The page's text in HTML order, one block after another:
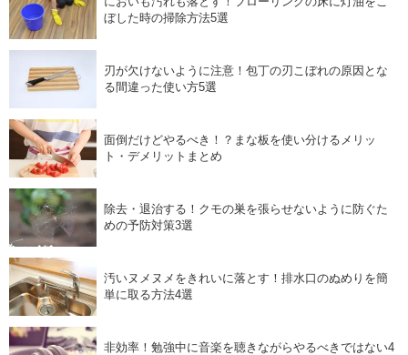
ぼした時の掃除方法5選
刃が欠けないように注意！包丁の刃こぼれの原因とな
る間違った使い方5選
面倒だけどやるべき！？まな板を使い分けるメリッ
ト・デメリットまとめ
除去・退治する！クモの巣を張らせないように防ぐた
めの予防対策3選
汚いヌメヌメをきれいに落とす！排水口のぬめりを簡
単に取る方法4選
非効率！勉強中に音楽を聴きながらやるべきではない4